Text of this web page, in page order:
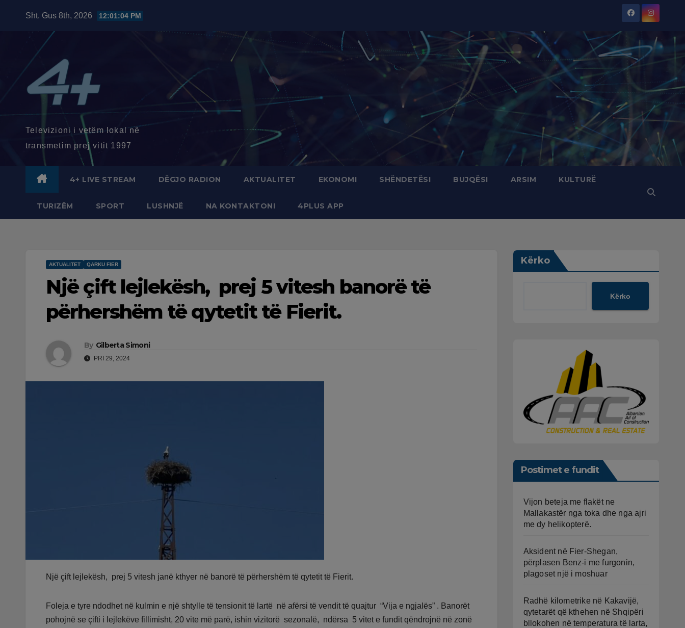
Sht. Gus 8th, 2026 12:01:05 PM
Televizioni i vetëm lokal në
transmetim prej vitit 1997
4+ LIVE STREAM DËGJO RADION AKTUALITET EKONOMI SHËNDETËSI BUJQËSI ARSIM KULTURË
TURIZËM SPORT LUSHNJË NA KONTAKTONI 4PLUS APP
AKTUALITET QARKU FIER
Një çift lejlekësh, prej 5 vitesh banorë të
përhershëm të qytetit të Fierit.
By Gilberta Simoni
PRI 29, 2024
Një çift lejlekësh, prej 5 vitesh janë kthyer në banorë të përhershëm të qytetit të Fierit.
Foleja e tyre ndodhet në kulmin e një shtylle të tensionit të lartë në afërsi të vendit të quajtur “Vija e ngjalës” . Banorët
pohojnë se çifti i lejlekëve fillimisht, 20 vite më parë, ishin vizitorë sezonalë, ndërsa 5 vitet e fundit qëndrojnë në zonë
Kërko
Kërko
Postimet e fundit
Vijon beteja me flakët ne
Mallakastër nga toka dhe nga ajri
me dy helikopterë.
Aksident në Fier-Shegan,
përplasen Benz-i me furgonin,
plagoset një i moshuar
Radhë kilometrike në Kakavijë,
qytetarët që kthehen në Shqipëri
bllokohen në temperatura të larta,